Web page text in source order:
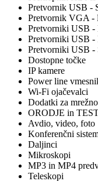
Pretvornik USB -
Pretvornik VGA
Pretvorniki USB
Pretvorniki USB -
Pretvorniki USB -
Dostopne točke
IP kamere
Power line
Wi-Fi ojačevalci
Dodatki za
ORODJE in
Avdio, video, foto
Konferenčni
Daljinci
Mikroskopi
MP3 in MP4
Teleskopi